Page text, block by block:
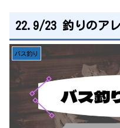
22.9/23 釣りのアレ
バス釣り